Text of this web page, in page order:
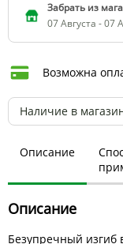
Забрать из
07 Августа - 07
Возможна
Наличие в
Описание
Описание
Безупречный изгиб